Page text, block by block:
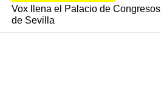
Vox llena el Palacio de Congresos
de Sevilla